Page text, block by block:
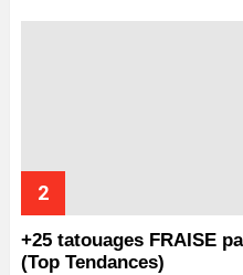
+25 tatouages ​​FRAISE
(Top Tendances)